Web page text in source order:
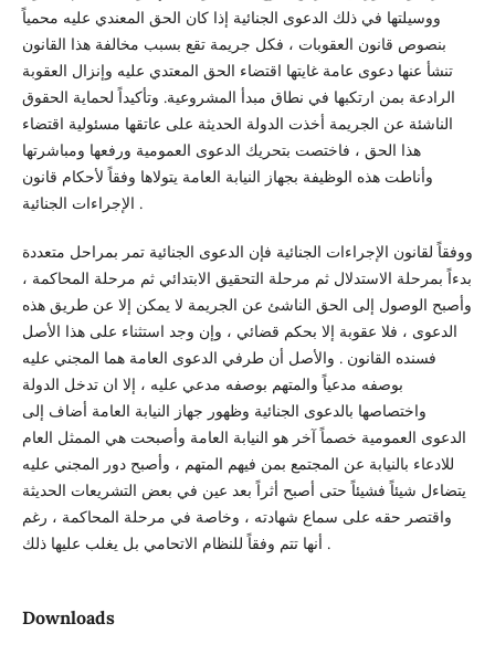
ووسيلتها في ذلك الدعوى الجنائية إذا كان الحق المعندي عليه محمياً
بنصوص قانون العقوبات ، فكل جريمة تقع بسبب مخالفة هذا القانون
تنشأ عنها دعوى عامة غايتها اقتضاء الحق المعتدي عليه وإنزال العقوبة
الرادعة بمن ارتكبها في نطاق مبدأ المشروعية. وتأكيداً لحماية الحقوق
الناشئة عن الجريمة أخذت الدولة الحديثة على عاتقها مسئولية اقتضاء
هذا الحق ، فاختصت بتحريك الدعوى العمومية ورفعها ومباشرتها
وأناطت هذه الوظيفة بجهاز النيابة العامة يتولاها وفقاً لأحكام قانون
الإجراءات الجنائية .
ووفقاً لقانون الإجراءات الجنائية فإن الدعوى الجنائية تمر بمراحل متعددة
بدءاً بمرحلة الاستدلال ثم مرحلة التحقيق الابتدائي ثم مرحلة المحاكمة ،
وأصبح الوصول إلى الحق الناشئ عن الجريمة لا يمكن إلا عن طريق هذه
الدعوى ، فلا عقوبة إلا بحكم قضائي ، وإن وجد استثناء على هذا الأصل
فسنده القانون . والأصل أن طرفي الدعوى العامة هما المجني عليه
بوصفه مدعياً والمتهم بوصفه مدعي عليه ، إلا ان تدخل الدولة
واختصاصها بالدعوى الجنائية وظهور جهاز النيابة العامة أضاف إلى
الدعوى العمومية خصماً آخر هو النيابة العامة وأصبحت هي الممثل العام
للادعاء بالنيابة عن المجتمع بمن فيهم المتهم ، وأصبح دور المجني عليه
يتضاءل شيئاً فشيئاً حتى أصبح أثراً بعد عين في بعض التشريعات الحديثة
واقتصر حقه على سماع شهادته ، وخاصة في مرحلة المحاكمة ، رغم
أنها تتم وفقاً للنظام الاتحامي بل يغلب عليها ذلك .
Downloads